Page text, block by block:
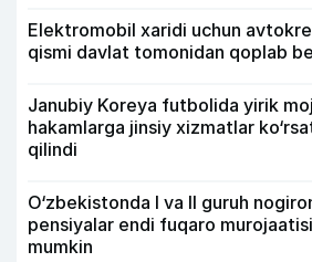
Elektromobil xaridi uchun
qismi davlat tomonidan qoplab
Janubiy Koreya futbolida yirik
hakamlarga jinsiy xizmatlar
qilindi
O‘zbekistonda I va II guruh
pensiyalar endi fuqaro
mumkin